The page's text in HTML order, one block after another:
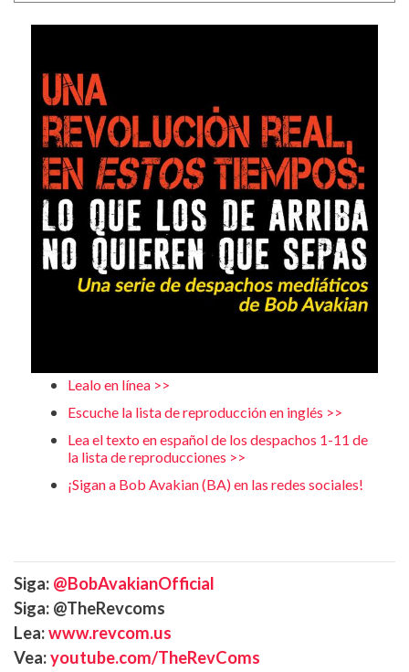
Lealo en línea >>
Escuche la lista de reproducción en inglés >>
Lea el texto en español de los despachos 1-11 de
la lista de reproducciones >>
¡Sigan a Bob Avakian (BA) en las redes sociales!
Siga: @BobAvakianOfficial
Siga: @TheRevcoms
Lea:www.revcom.us
Vea:youtube.com/TheRevComs